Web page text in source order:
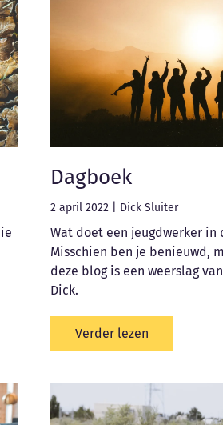
Dagboek
2 april 2022| Dick Sluiter
Wat doet een jeugdwerker in
Misschien ben je benieuwd,
deze blog is een weerslag
Dick.
Verder lezen